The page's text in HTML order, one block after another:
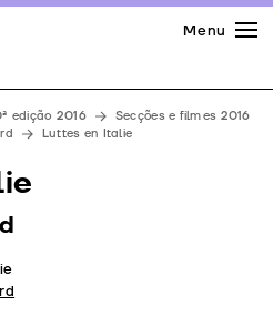
Menu
edição 2016
Secções e filmes 2016
Luttes en Italie